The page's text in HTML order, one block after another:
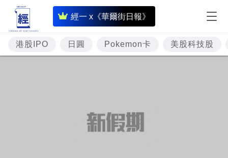
經一 x《華爾街日報》
即
時
財
經
港股IPO 日圓 Pokemon卡 美股科技股